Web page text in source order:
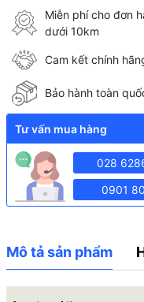
Miễn phí cho đơn
dưới 10km
Cam kết chính
Bảo hành toàn
Tư vấn mua hàng
028
0901
Mô tả sản phẩm